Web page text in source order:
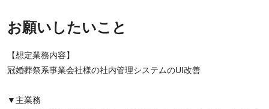
お願いしたいこと
【想定業務内容】
冠婚葬祭系事業会社様の社内管理システムのUI改善
▼主業務